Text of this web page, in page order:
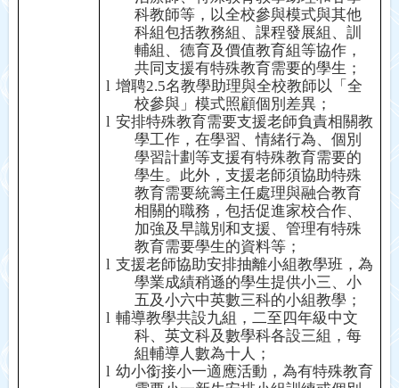
科教師等，以全校參與模式與其他
科組包括教務組、課程發展組、訓
輔組、德育及價值教育組等協作，
共同支援有特殊教育需要的學生 ；
l 增聘2.5名教學助理與全校教師以「全
校參與」模式照顧個別差異 ；
l 安排特殊教育需要支援老師負責相關教
學工作，在學習、情緒行為、個別
學習計劃等支援有特殊教育需要的
學生。此外，支援老師須協助特殊
教育需要統籌主任處理與融合教育
相關的職務，包括促進家校合作、
加強及早識別和支援、管理有特殊
教育需要學生的資料等 ；
l 支援老師協助安排抽離小組教學班 ，為
學業成績稍遜的學生提供小三、小
五及小六中英數三科的小組教學；
l 輔導教學共設九組，二至四年級中文
科、英文科及數學科各設三組，每
組輔導人數為十人；
l 幼小銜接小一適應活動，為有特殊教育